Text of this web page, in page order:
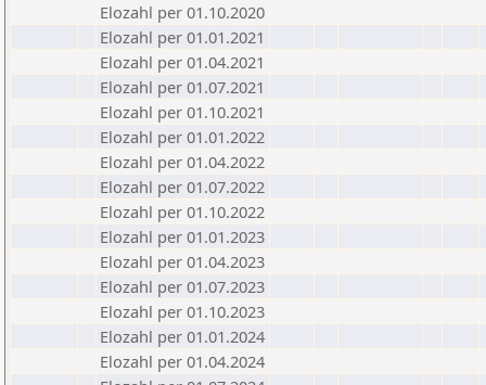
Elozahl per 01.10.2020
Elozahl per 01.01.2021
Elozahl per 01.04.2021
Elozahl per 01.07.2021
Elozahl per 01.10.2021
Elozahl per 01.01.2022
Elozahl per 01.04.2022
Elozahl per 01.07.2022
Elozahl per 01.10.2022
Elozahl per 01.01.2023
Elozahl per 01.04.2023
Elozahl per 01.07.2023
Elozahl per 01.10.2023
Elozahl per 01.01.2024
Elozahl per 01.04.2024